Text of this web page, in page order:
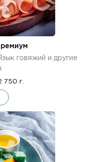
говяжий и другие
750 г.